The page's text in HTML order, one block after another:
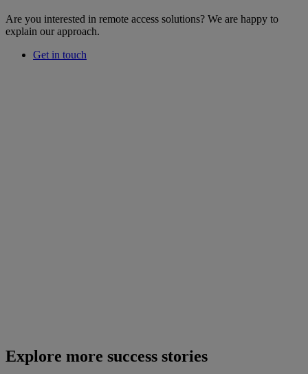
Are you interested in remote access solutions? We are happy to
explain our approach.
Get in touch
Explore more success stories